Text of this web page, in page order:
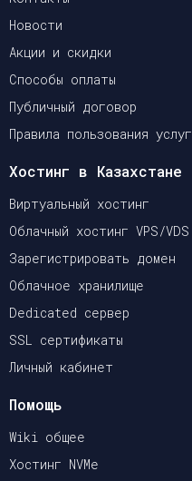
Новости
Акции и скидки
Способы оплаты
Публичный договор
Правила пользования услуг
Хостинг в Казахстане
Виртуальный хостинг
Облачный хостинг VPS/VDS
Зарегистрировать домен
Облачное хранилище
Dedicated сервер
SSL сертификаты
Личный кабинет
Помощь
Wiki общее
Хостинг NVMe